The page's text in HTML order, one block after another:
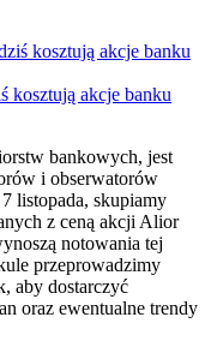
kosztują akcje banku
bankowych, jest
i obserwatorów
listopada, skupiamy
z ceną akcji Alior
notowania tej
przeprowadzimy
aby dostarczyć
oraz ewentualne trendy